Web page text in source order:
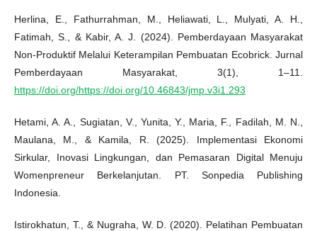
Herlina, E., Fathurrahman, M., Heliawati, L., Mulyati, A. H.,
Fatimah, S., & Kabir, A. J. (2024). Pemberdayaan Masyarakat
Non-Produktif Melalui Keterampilan Pembuatan Ecobrick. Jurnal
Pemberdayaan Masyarakat, 3(1), 1–11.
https://doi.org/https://doi.org/10.46843/jmp.v3i1.293
Hetami, A. A., Sugiatan, V., Yunita, Y., Maria, F., Fadilah, M. N.,
Maulana, M., & Kamila, R. (2025). Implementasi Ekonomi
Sirkular, Inovasi Lingkungan, dan Pemasaran Digital Menuju
Womenpreneur Berkelanjutan. PT. Sonpedia Publishing
Indonesia.
Istirokhatun, T., & Nugraha, W. D. (2020). Pelatihan Pembuatan